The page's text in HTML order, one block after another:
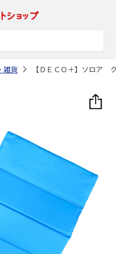
雑貨 【ＤＥＣＯ＋】ソロア